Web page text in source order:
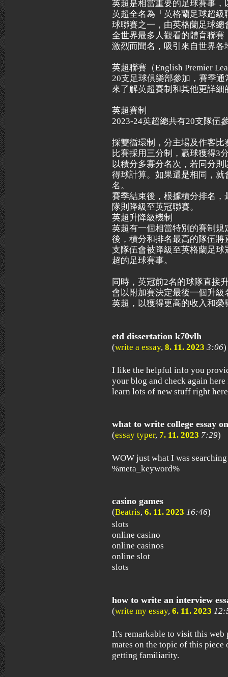
英超是相當重要的足球賽事
英超全名為「英格蘭足球超
球聯賽之一，由英格蘭足球總
全世界最多人觀看的體育聯
激烈而聞名，吸引來自世界
英超聯賽（English Premier
20支足球俱樂部參加，賽季
來了解英超賽制和其他更詳細
英超賽制
2023-24英超總共有20支隊伍
採雙循環制，分主場及作客
比賽採用三分制，贏球獲得3
以積分多寡分名次，若同分
得球計算。如果還是相同，
名。
賽季結束後，根據積分排名
隊則降級至英冠聯賽。
英超升降級機制
英超有一個相當特別的賽制
後，積分和排名最高的隊伍
支隊伍會被降級至英格蘭足
超的足球賽事。
同時，英冠前2名的球隊直接
會以附加賽決定最後一個升
英超，以獲得更高的收入和榮
etd dissertation k70vlh
(write a essay, 8. 11. 2023 3:06)
I like the helpful info you
your blog and check again
learn lots of new stuff right
what to write college essay
(essay typer, 7. 11. 2023 7:29)
WOW just what I was
%meta_keyword%
casino games
(Beatris, 6. 11. 2023 16:46)
slots
online casino
online casinos
online slot
slots
how to write an interview
(write my essay, 6. 11. 2023
It's remarkable to visit this web
mates on the topic of this
getting familiarity.